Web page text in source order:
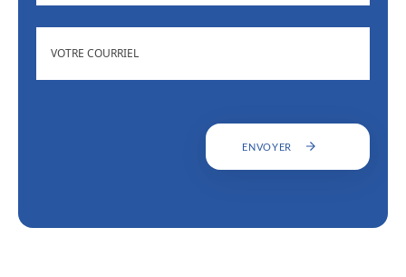
COURRIEL(NÉCESSAIRE)
ENVOYER